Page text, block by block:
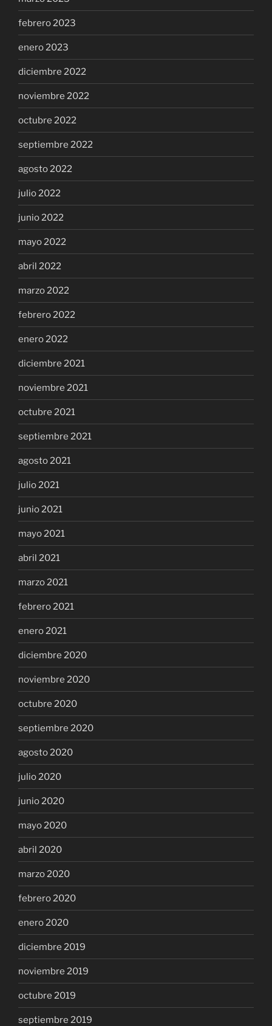
febrero 2023
enero 2023
diciembre 2022
noviembre 2022
octubre 2022
septiembre 2022
agosto 2022
julio 2022
junio 2022
mayo 2022
abril 2022
marzo 2022
febrero 2022
enero 2022
diciembre 2021
noviembre 2021
octubre 2021
septiembre 2021
agosto 2021
julio 2021
junio 2021
mayo 2021
abril 2021
marzo 2021
febrero 2021
enero 2021
diciembre 2020
noviembre 2020
octubre 2020
septiembre 2020
agosto 2020
julio 2020
junio 2020
mayo 2020
abril 2020
marzo 2020
febrero 2020
enero 2020
diciembre 2019
noviembre 2019
octubre 2019
septiembre 2019